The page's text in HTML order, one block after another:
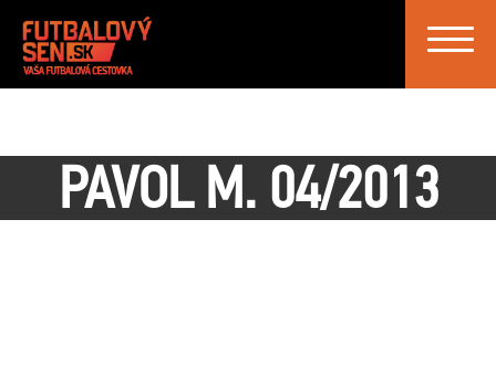
Toggle
PAVOL M. 04/2013